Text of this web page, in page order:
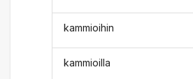
kammioihin
kammioilla